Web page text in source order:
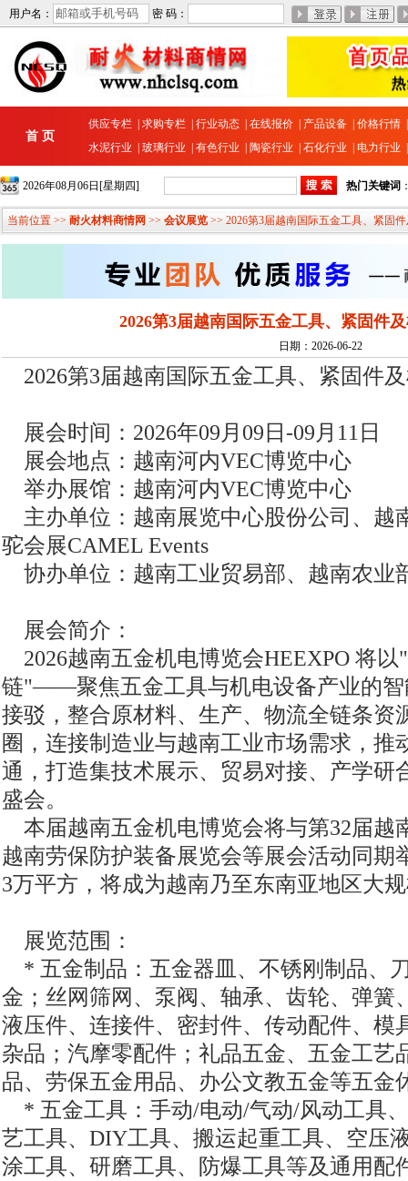
用户名： 密 码：
首 页
供应专栏 求购专栏 行业动态 在线报价 产品设备 价格行情
水泥行业
玻璃行业 有色行业 陶瓷行业 石化行业 电力行业
2026年08月06日[星期四] 热门关键词
当前位置 >> 耐火材料商情网 >> 会议展览 >> 2026第3届越南国际五金工具、紧固
2026第3届越南国际五金工具、紧固件
日期：2026-06-22
2026第3届越南国际五金工具、紧固件
展会时间：2026年09月09日-09月11日
展会地点：越南河内VEC博览中心
举办展馆：越南河内VEC博览中心
主办单位：越南展览中心股份公司、越
驼会展CAMEL Events
协办单位：越南工业贸易部、越南农业
展会简介：
2026越南五金机电博览会HEEXPO 将以
链"——聚焦五金工具与机电设备产业的智
接驳，整合原材料、生产、物流全链条资
圈，连接制造业与越南工业市场需求，推
通，打造集技术展示、贸易对接、产学研
盛会。
本届越南五金机电博览会将与第32届越
越南劳保防护装备展览会等展会活动同期
3万平方，将成为越南乃至东南亚地区大
展览范围：
* 五金制品：五金器皿、不锈刚制品、
金；丝网筛网、泵阀、轴承、齿轮、弹簧
液压件、连接件、密封件、传动配件、模
杂品；汽摩零配件；礼品五金、五金工艺
品、劳保五金用品、办公文教五金等五金
* 五金工具：手动/电动/气动/风动工具
艺工具、DIY工具、搬运起重工具、空压
涂工具、研磨工具、防爆工具等及通用配